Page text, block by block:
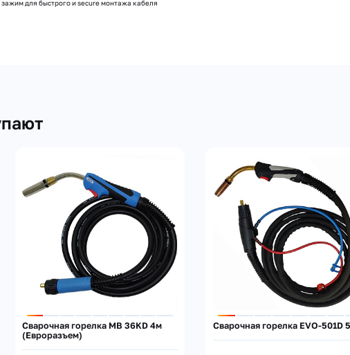
для быстрого и secure монтажа кабеля
Сварочная горелка MB 36KD 4м
(Евроразъем)
Сварочная горелка EVO-501D